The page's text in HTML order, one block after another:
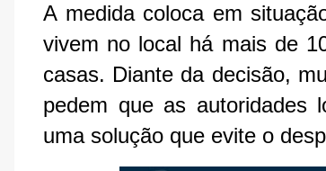
A medida coloca em
vivem no local há mais de
casas. Diante da decisão,
pedem que as autoridades
uma solução que evite o